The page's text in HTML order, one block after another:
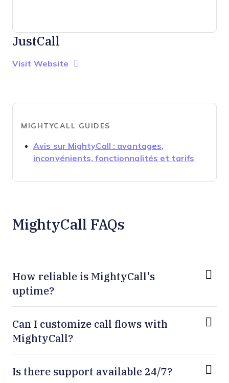
JustCall
Visit Website Opens New Window
MIGHTYCALL GUIDES
Avis sur MightyCall : avantages,
inconvénients, fonctionnalités et tarifs
MightyCall FAQs
How reliable is MightyCall's
uptime?
Can I customize call flows with
MightyCall?
Is there support available 24/7?